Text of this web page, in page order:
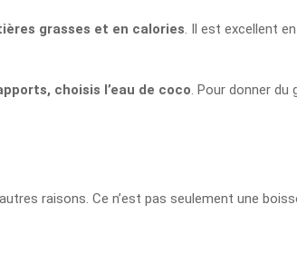
grasses et en calories . Il est excellent
choisis l’eau de coco . Pour donner
raisons. Ce n’est pas seulement une